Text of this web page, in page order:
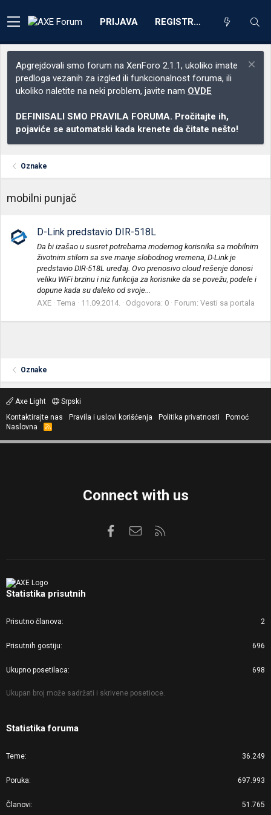
PRIJAVA REGISTRACIJA
Apgrejdovali smo forum na XenForo 2.1.1, ukoliko imate
predloga vezanih za izgled ili funkcionalnost foruma, ili
ukoliko naletite na neki problem, javite nam OVDE
DEFINISALI SMO PRAVILA FORUMA. Pročitajte ih,
pojaviće se automatski kada krenete da čitate nešto!
Oznake
mobilni punjač
D-Link predstavio DIR-518L
Da bi izašao u susret potrebama modernog korisnika sa mobilnim
životnim stilom sa sve manje slobodnog vremena, D-Link je
predstavio DIR-518L uređaj. Ovo prenosivo cloud rešenje donosi
veliku WiFi brzinu i niz funkcija za korisnike da se povežu, podele i
dopune kada su daleko od svoje...
AXE Tema 11.09.2014. Odgovora: 0 Forum: Vesti sa portala
Oznake
Axe Light
Srpski
Kontaktirajte nas
Pravila i uslovi korišćenja Politika privatnosti
Pomoć
Naslovna
R
S
Connect with us
FacebookKontaktirajte nas
Statistika prisutnih
Prisutno članova 2
Prisutnih gostiju 696
Ukupno posetilaca 698
Ukupan broj može sadržati i skrivene posetioce.
Statistika foruma
Teme 36.249
Poruka 697.993
Članovi 51.765